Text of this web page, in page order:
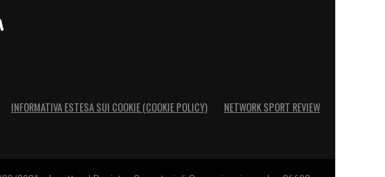
INFORMATIVA ESTESA SUI COOKIE (COOKIE POLICY) NETWORK SPORT REVIEW